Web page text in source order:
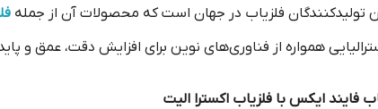
تولیدکنندگان فلزیاب در جهان است که محصولات آن از جمله
همواره از فناوری‌های نوین برای افزایش دقت، عمق و
فایند ایکس با فلزیاب اکسترا الیت